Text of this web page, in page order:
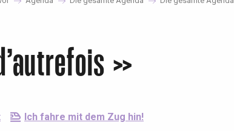
»
Ich fahre mit dem Zug hin!